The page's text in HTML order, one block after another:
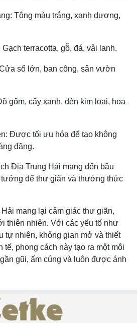
Tông màu trắng, xanh dương,
terracotta, gỗ, đá, vải lanh.
sổ lớn, ban công, sân vườn
gốm, cây xanh, đèn kim loại, họa
Được tối ưu hóa để tạo không
đãng.
Địa Trung Hải mang đến bầu
tưởng để thư giãn và thưởng thức
mang lại cảm giác thư giãn,
thiên nhiên. Với các yếu tố như
tự nhiên, không gian mở và thiết
tế, phong cách này tạo ra một môi
gũi, ấm cúng và luôn được ánh